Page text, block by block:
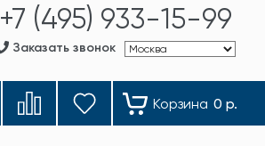
+7 (495) 933-15-99
Заказать звонок
Корзина 0 р.